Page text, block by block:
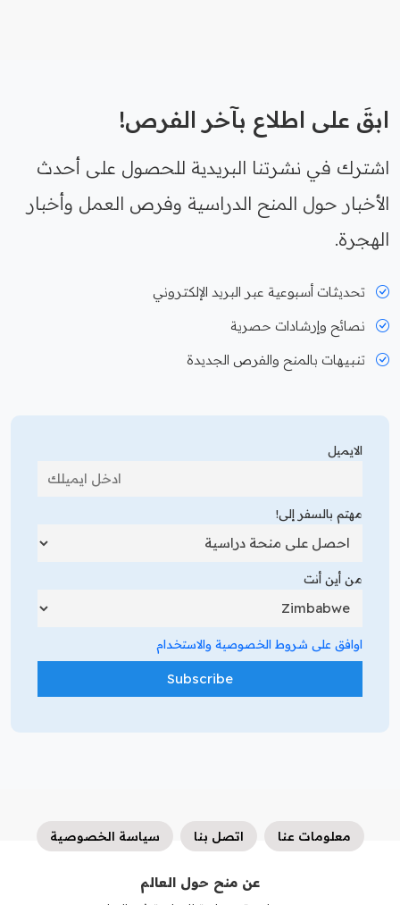
ابقَ على اطلاع بآخر الفرص!
اشترك في نشرتنا البريدية للحصول على أحدث
الأخبار حول المنح الدراسية وفرص العمل وأخبار
الهجرة.
تحديثات أسبوعية عبر البريد الإلكتروني
نصائح وإرشادات حصرية
تنبيهات بالمنح والفرص الجديدة
الايميل
مهتم بالسفر إلى!
من أين أنت
اوافق على شروط الخصوصية والاستخدام
معلومات عنا اتصل بنا سياسة الخصوصية
عن منح حول العالم